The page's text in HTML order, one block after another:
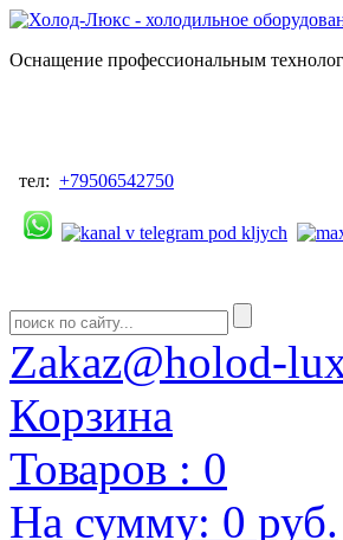
Оснащение профессиональным
тел: +79506542750
Zakaz@holod-
Корзина
Товаров : 0
На сумму: 0 руб.